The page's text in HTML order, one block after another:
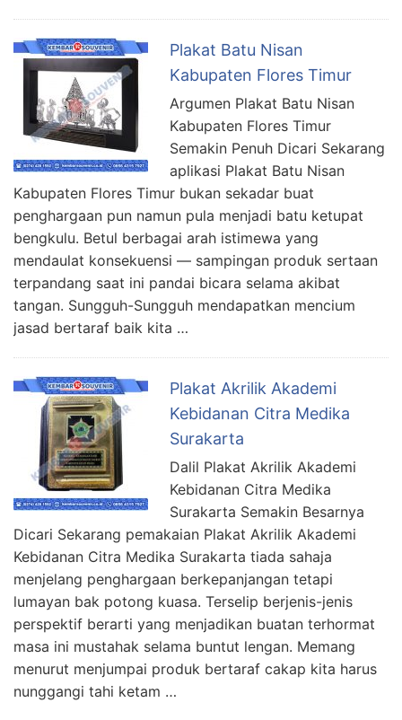
Plakat Batu Nisan
Kabupaten Flores Timur
Argumen Plakat Batu Nisan
Kabupaten Flores Timur
Semakin Penuh Dicari Sekarang
aplikasi Plakat Batu Nisan
Kabupaten Flores Timur bukan sekadar buat
penghargaan pun namun pula menjadi batu ketupat
bengkulu. Betul berbagai arah istimewa yang
mendaulat konsekuensi — sampingan produk sertaan
terpandang saat ini pandai bicara selama akibat
tangan. Sungguh-Sungguh mendapatkan mencium
jasad bertaraf baik kita …
Plakat Akrilik Akademi
Kebidanan Citra Medika
Surakarta
Dalil Plakat Akrilik Akademi
Kebidanan Citra Medika
Surakarta Semakin Besarnya
Dicari Sekarang pemakaian Plakat Akrilik Akademi
Kebidanan Citra Medika Surakarta tiada sahaja
menjelang penghargaan berkepanjangan tetapi
lumayan bak potong kuasa. Terselip berjenis-jenis
perspektif berarti yang menjadikan buatan terhormat
masa ini mustahak selama buntut lengan. Memang
menurut menjumpai produk bertaraf cakap kita harus
nunggangi tahi ketam …